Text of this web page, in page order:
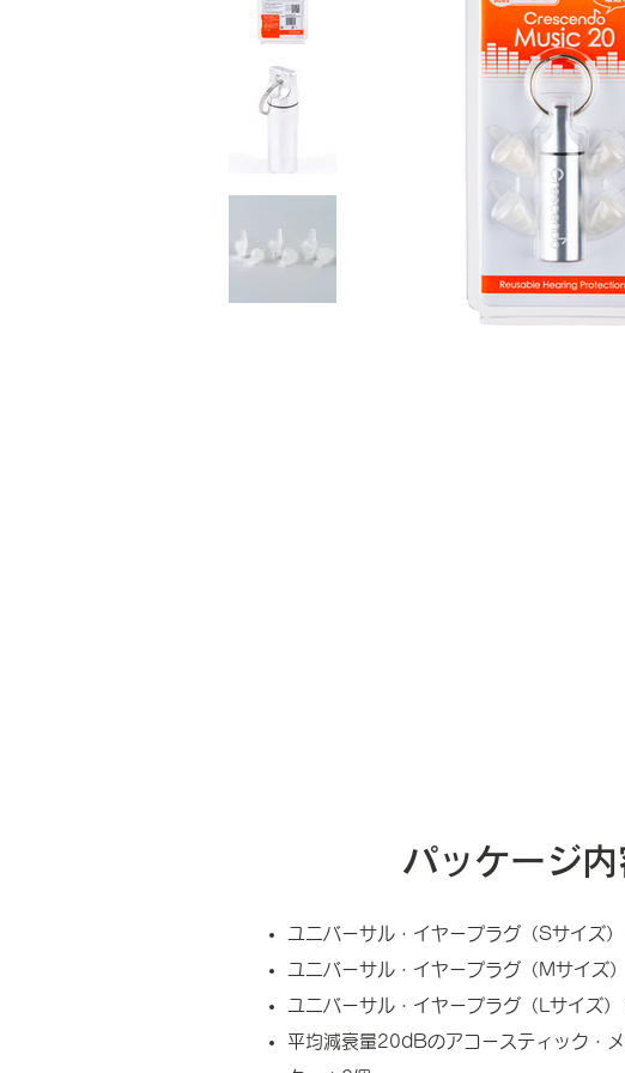
パッケージ内
ユニバーサル・イヤープラグ（Sサイズ
ユニバーサル・イヤープラグ（Mサイズ
ユニバーサル・イヤープラグ（Lサイズ）
平均減衰量20dBのアコースティック・